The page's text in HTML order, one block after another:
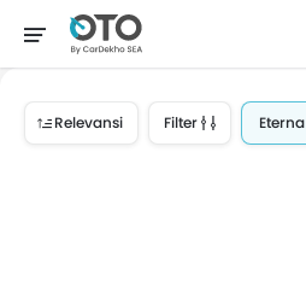
Relevansi Filter Eterna